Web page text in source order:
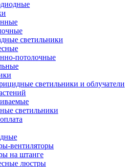
светильники
потолочные
светильники и облучатели
светильники
вентиляторы
на штанге
люстры